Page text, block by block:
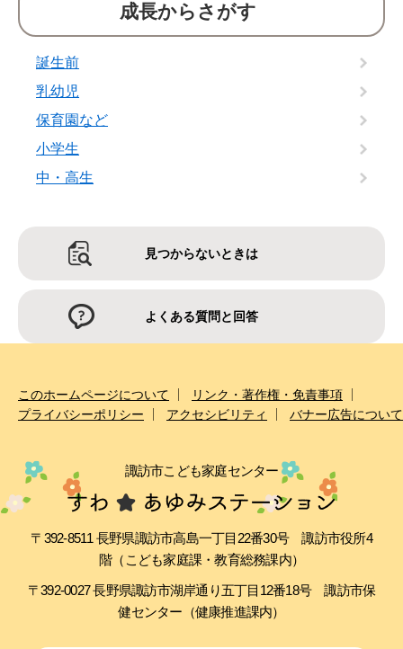
成長からさがす
誕生前
乳幼児
保育園など
小学生
中・高生
見つからないときは
よくある質問と回答
このホームページについて
リンク・著作権・免責事項
プライバシーポリシー
アクセシビリティ バナー広告について
諏訪市こども家庭センター
〒392-8511 長野県諏訪市高島一丁目22番30号 諏訪市役所4
階（こども家庭課・教育総務課内）
〒392-0027 長野県諏訪市湖岸通り五丁目12番18号 諏訪市保
健センター（健康推進課内）